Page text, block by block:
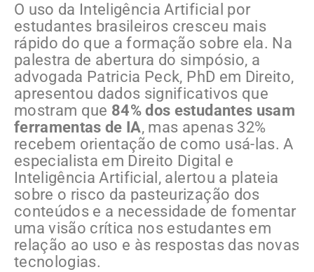
O uso da Inteligência Artificial por
estudantes brasileiros cresceu mais
rápido do que a formação sobre ela. Na
palestra de abertura do simpósio, a
advogada Patricia Peck, PhD em Direito,
apresentou dados significativos que
mostram que 84% dos estudantes usam
ferramentas de IA, mas apenas 32%
recebem orientação de como usá-las. A
especialista em Direito Digital e
Inteligência Artificial, alertou a plateia
sobre o risco da pasteurização dos
conteúdos e a necessidade de fomentar
uma visão crítica nos estudantes em
relação ao uso e às respostas das novas
tecnologias.